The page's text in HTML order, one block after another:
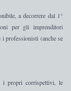
a decorrere dal 1°
per gli imprenditori
i professionisti (anche se
i propri corrispettivi , le